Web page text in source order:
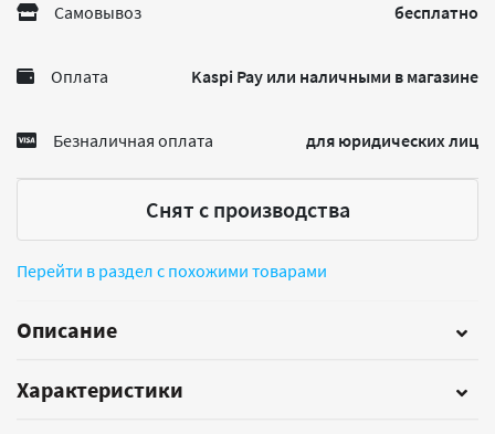
Самовывоз бесплатно
Оплата Kaspi Pay или наличными в магазине
Безналичная оплата для юридических лиц
Снят с производства
Перейти в раздел с похожими товарами
Описание
Характеристики